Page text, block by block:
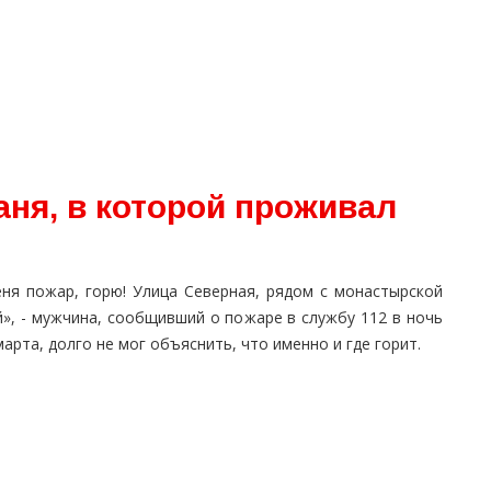
в которой проживал
пожар, горю! Улица Северная, рядом с монастырской
- мужчина, сообщивший о пожаре в службу 112 в ночь
долго не мог объяснить, что именно и где горит.